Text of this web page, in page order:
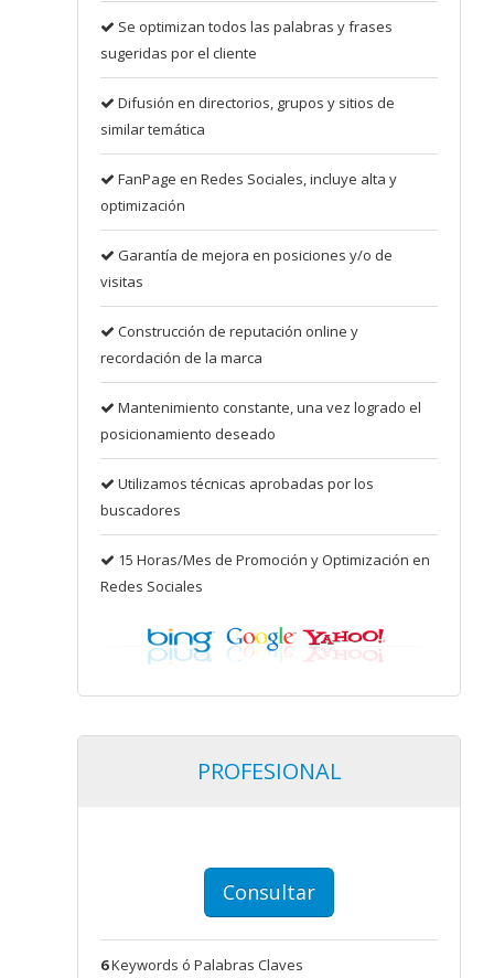
Se optimizan todos las palabras y frases
sugeridas por el cliente
Difusión en directorios, grupos y sitios de
similar temática
FanPage en Redes Sociales, incluye alta y
optimización
Garantía de mejora en posiciones y/o de
visitas
Construcción de reputación online y
recordación de la marca
Mantenimiento constante, una vez logrado el
posicionamiento deseado
Utilizamos técnicas aprobadas por los
buscadores
15 Horas/Mes de Promoción y Optimización en
Redes Sociales
PROFESIONAL
Consultar
6Keywords ó Palabras Claves